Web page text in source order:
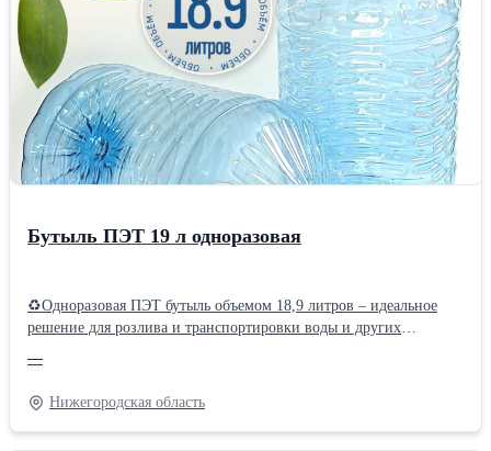
Бутыль ПЭТ 19 л одноразовая
♻Одноразовая ПЭТ бутыль объемом 18,9 литров – идеальное
решение для розлива и транспортировки воды и других
экономичность, что делает ее оптимальным выбором для
предприятий, занимающихся производством и доставкой
питьевой воды. ✅Артикул: PET-B 1017 🌍tara-
butylka.ru/19l/tprodu... ✔Объем: 18,9 л ✔Диаметр горлышка: 55
—
Нижегородская область